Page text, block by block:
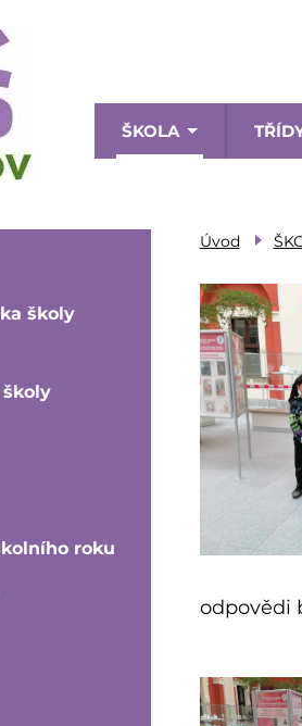
Menu
navigace
ŠKOLA
školy
roku
Úvod
odpovědi